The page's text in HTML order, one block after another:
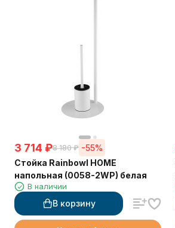
3 714 ₽8 180 ₽ -55%
Стойка Rainbowl HOME
напольная (0058-2WP) белая
В наличии
В корзину